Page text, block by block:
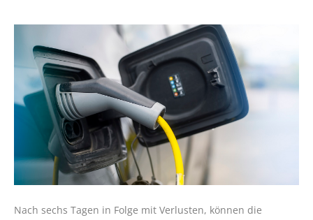
Nach sechs Tagen in Folge mit Verlusten, können die